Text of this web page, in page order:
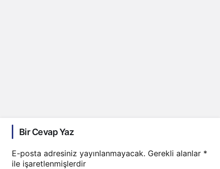
Bir Cevap Yaz
E-posta adresiniz yayınlanmayacak. Gerekli alanlar *
ile işaretlenmişlerdir